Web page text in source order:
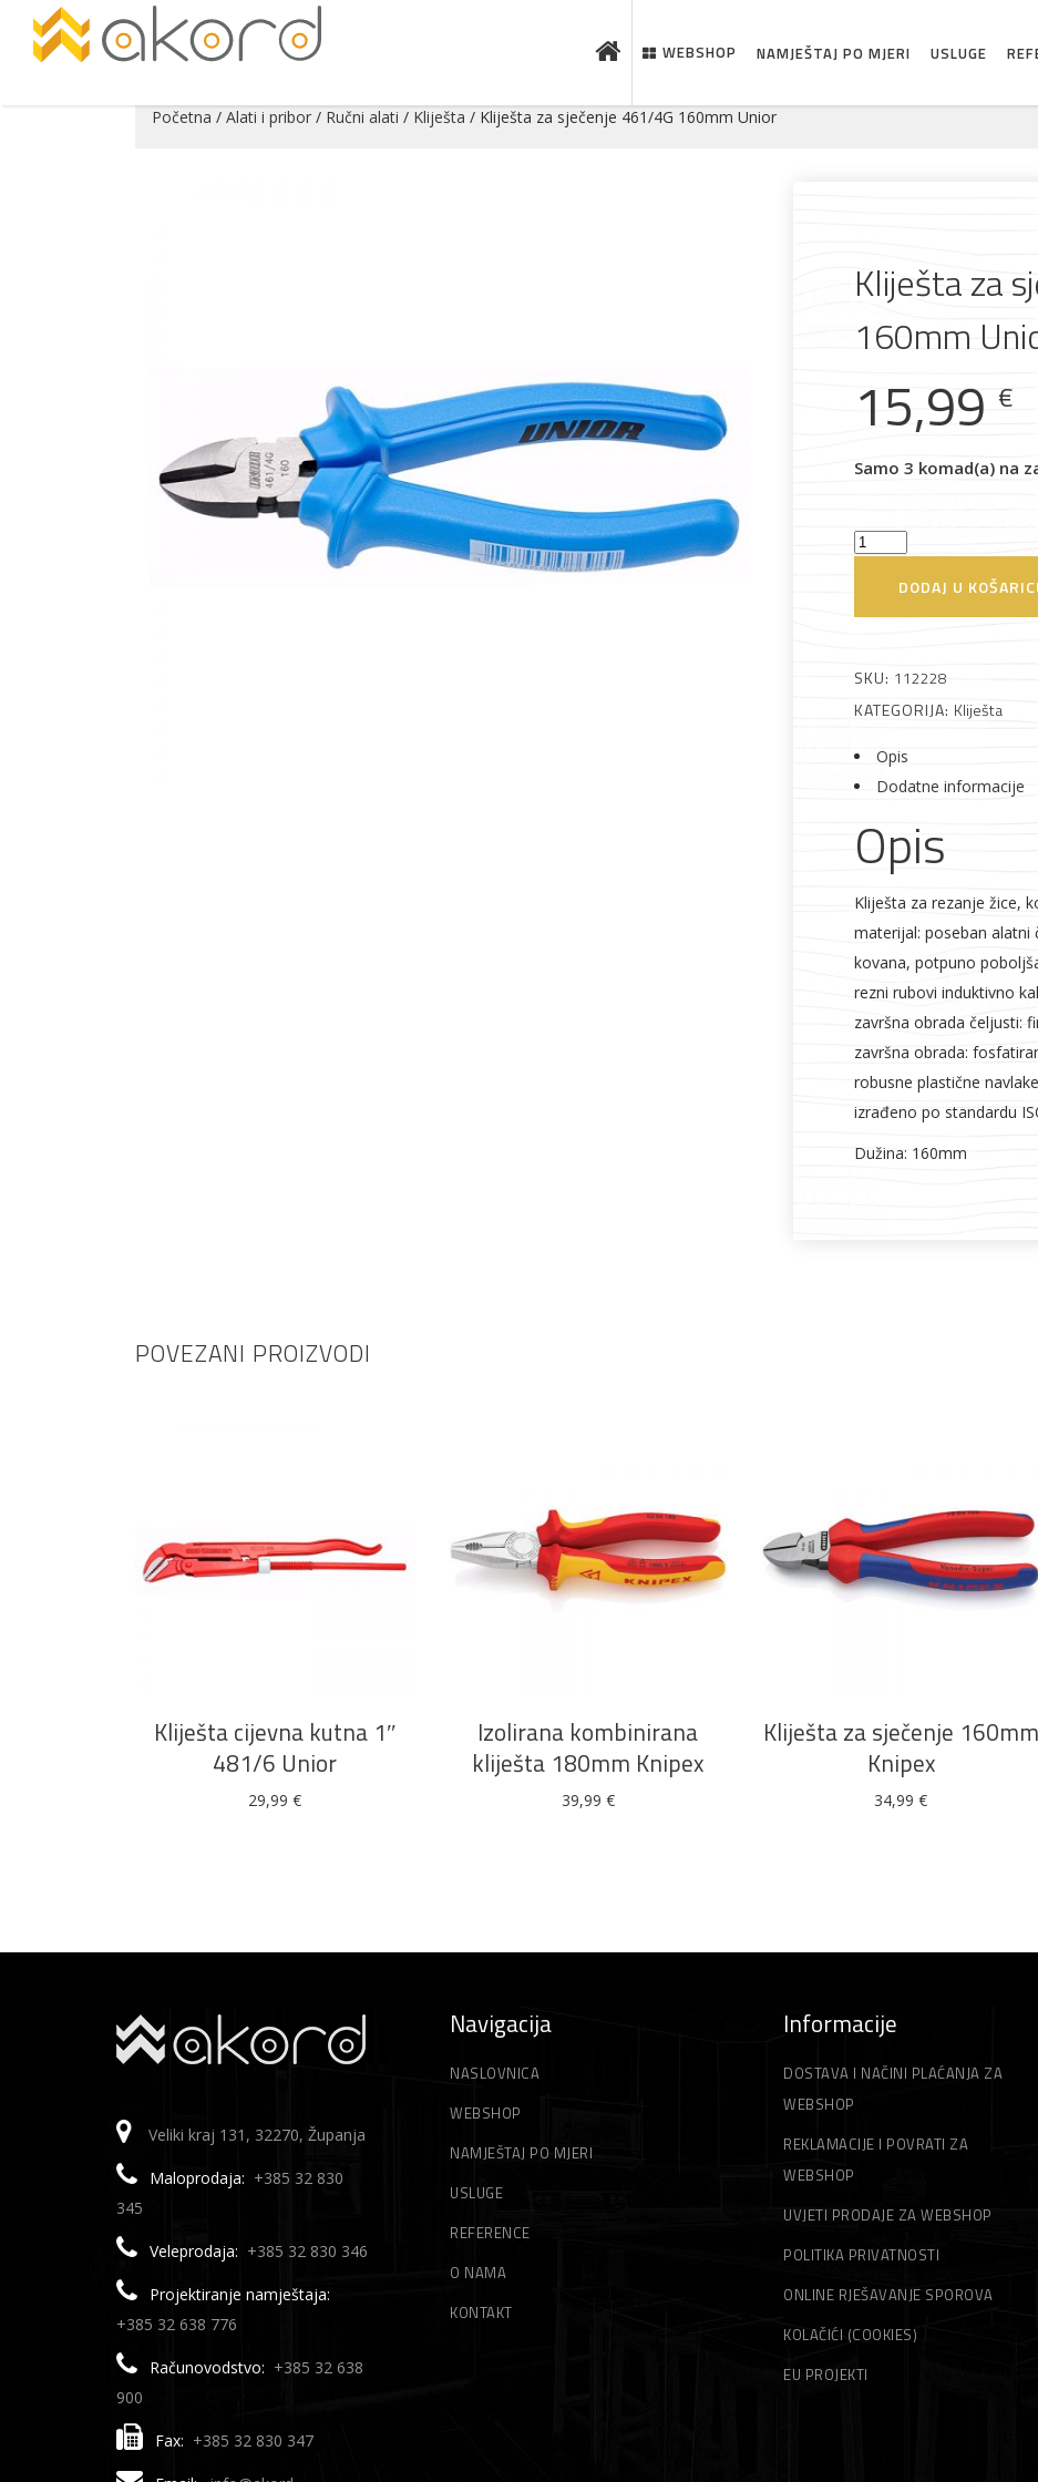
Pogledajte što je novo u ponudi
AKCIJA! Alati i pribor Vrt i okućnica
Elektromaterijal
WEBSHOP NAMJEŠTAJ PO MJERI USLUGE
Početna / Alati i pribor / Ručni alati / Kliješta / Kliješta za sječenje 461/4G 160mm Unior
Kliješta za
160mm
15,99 €
Samo 3 komad(a) na
Kliješta
sječenje
Unior
količina
DODAJ U
SKU: 112228
KATEGORIJA: Kliješta
Opis
Dodatne informacije
Opis
Kliješta za rezanje žice,
materijal: poseban alatni
kovana, potpuno
rezni rubovi induktivno
završna obrada čeljusti:
završna obrada:
robusne plastične
izrađeno po standardu
Dužina: 160mm
POVEZANI PROIZVODI
Kliješta cijevna kutna 1″
481/6 Unior
29,99€
Izolirana kombinirana
kliješta 180mm Knipex
39,99 €
Kliješta za sječenje 160mm
Knipex
34,99€
Veliki kraj 131, 32270, Županja
Maloprodaja: +385 32 830
345
Veleprodaja: +385 32 830 346
Projektiranje namještaja:
+385 32 638 776
Računovodstvo: +385 32 638
900
Fax: +385 32 830 347
Navigacija
NASLOVNICA
WEBSHOP
NAMJEŠTAJ PO MJERI
USLUGE
REFERENCE
O NAMA
KONTAKT
Informacije
DOSTAVA I NAČINI PLAĆANJA ZA
WEBSHOP
REKLAMACIJE I POVRATI ZA
WEBSHOP
UVJETI PRODAJE ZA WEBSHOP
POLITIKA PRIVATNOSTI
ONLINE RJEŠAVANJE SPOROVA
KOLAČIĆI (COOKIES)
EU PROJEKTI